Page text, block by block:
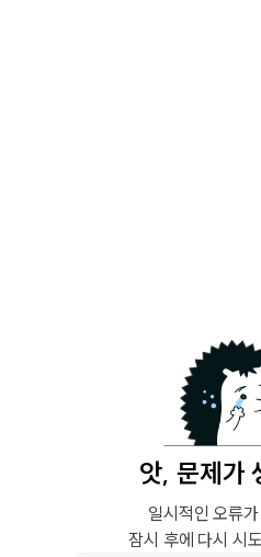
앗, 문제가
일시적인 오류
잠시 후에 다시 시